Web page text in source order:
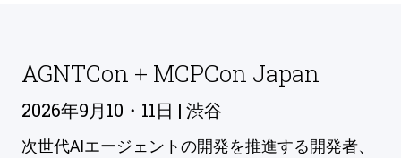
AGNTCon + MCPCon Japan
2026年9月10・11日 | 渋谷
次世代AIエージェントの開発を推進する開発者、